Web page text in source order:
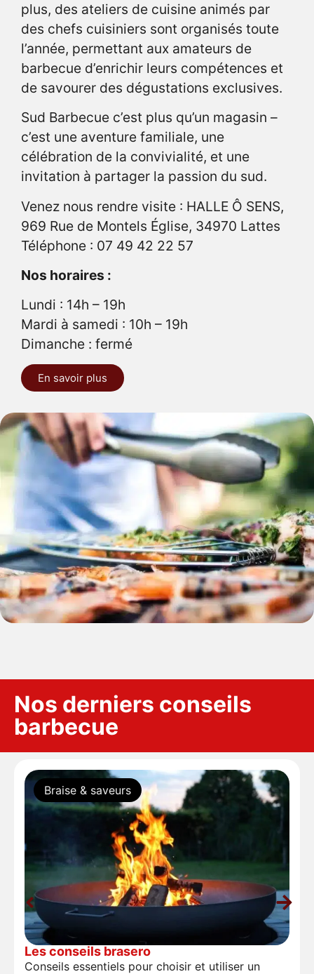
plus, des ateliers de cuisine animés par
des chefs cuisiniers sont organisés toute
l’année, permettant aux amateurs de
barbecue d’enrichir leurs compétences et
de savourer des dégustations exclusives.
Sud Barbecue c’est plus qu’un magasin –
c’est une aventure familiale, une
célébration de la convivialité, et une
invitation à partager la passion du sud.
Venez nous rendre visite : HALLE Ô SENS,
969 Rue de Montels Église, 34970 Lattes
Téléphone : 07 49 42 22 57
Nos horaires :
Lundi : 14h – 19h
Mardi à samedi : 10h – 19h
Dimanche : fermé
En savoir plus
Nos derniers conseils
barbecue
Braise & saveurs
Les conseils brasero
Conseils essentiels pour choisir et utiliser un